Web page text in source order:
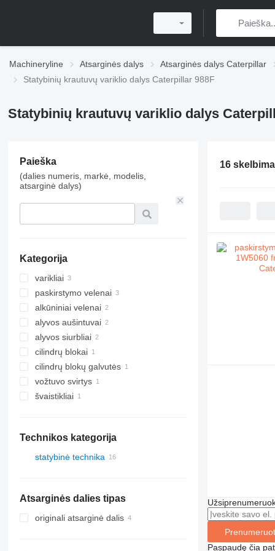
Machineryline Atsarginės dalys Atsarginės dalys Caterpillar
Statybinių krautuvų variklio dalys Caterpillar 988F
Statybinių krautuvų variklio dalys
Paieška
(dalies numeris, markė, modelis,
atsarginė dalys)
Kategorija
varikliai
paskirstymo velenai
alkūniniai velenai
alyvos aušintuvai
alyvos siurbliai
cilindrų blokai
cilindrų blokų galvutės
vožtuvo svirtys
švaistikliai
Technikos kategorija
statybinė technika
Atsarginės dalies tipas
originali atsarginė dalis
16
Paspaudę čia